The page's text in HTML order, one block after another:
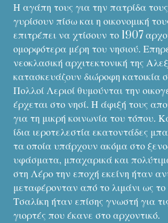
Η αγάπη τους για την πατρίδα
γυρίσουν πίσω και η οικονομική
επιτρέπει να χτίσουν το 1907
ομορφότερα μέρη του νησιού.
νεοκλασική αρχιτεκτονική της
κατασκευάζουν διώροφη κατοικία
Πολλοί Λεριοί θυμούνται την
έρχεται στο νησί. Η άφιξή τους
για τη μικρή κοινωνία του τόπου.
ίδια ιεροτελεστία εκατοντάδες
τα οποία υπάρχουν ακόμα στο
υφάσματα, μπαχαρικά και
στη Λέρο την εποχή εκείνη ήταν
μεταφέρονταν από το λιμάνι ως το
Τσαλίκη ήταν επίσης γνωστή για
γιορτές που έκανε στο αρχοντικό.